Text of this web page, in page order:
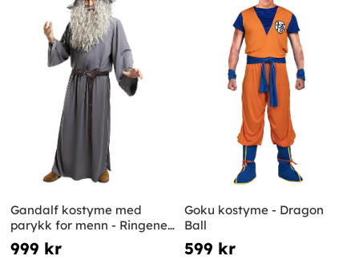
Gandalf kostyme med
parykk for menn - Ringenes
Herre
999 kr
Goku kostyme - Dragon
Ball
599 kr